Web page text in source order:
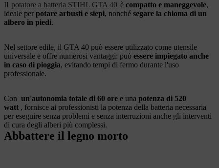
Il potatore a batteria STIHL GTA 40 è compatto e maneggevole,
ideale per potare arbusti e siepi, nonché segare la chioma di un
albero in piedi.
Nel settore edile, il GTA 40 può essere utilizzato come utensile
universale e offre numerosi vantaggi: può essere impiegato anche
in caso di pioggia, evitando tempi di fermo durante l'uso
professionale.
Con un'autonomia totale di 60 ore e una potenza di 520
watt , fornisce ai professionisti la potenza della batteria necessaria
per eseguire senza problemi e senza interruzioni anche gli interventi
di cura degli alberi più complessi.
Abbattere il legno morto